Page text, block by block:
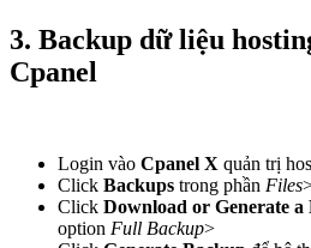
3. Backup dữ liệu
Cpanel
Login vào Cpanel X quản trị
Click Backups trong phần Files
Click Download or Generate
option Full Backup>